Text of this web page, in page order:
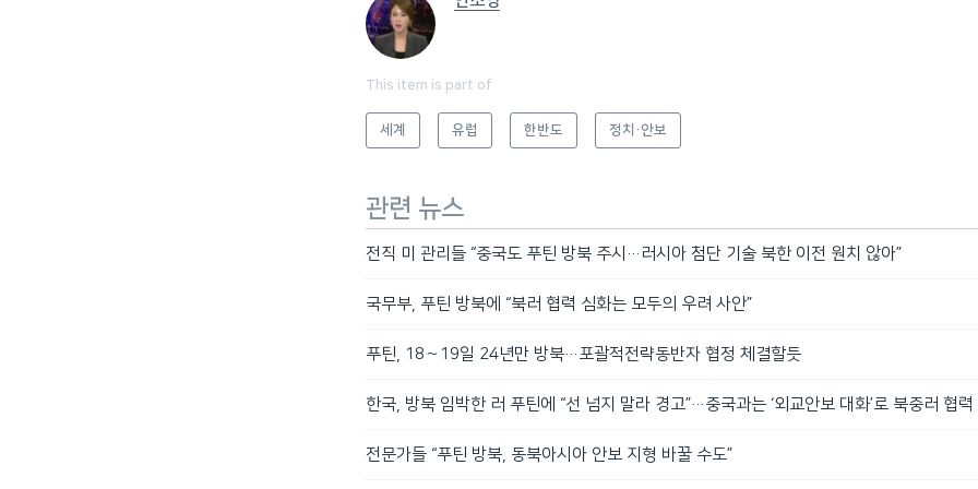
This item is part of
세계 유럽 한반도 정치·안보
관련 뉴스
전직 미 관리들 “중국도 푸틴 방북 주시…러시아 첨단 기술 북한 이전 원치 않아”
국무부, 푸틴 방북에 “북러 협력 심화는 모두의 우려 사안”
푸틴, 18∼19일 24년만 방북…포괄적전략동반자 협정 체결할듯
한국, 방북 임박한 러 푸틴에 “선 넘지 말라 경고”…중국과는 ‘외교안보 대화’로 북중러 협력
전문가들 “푸틴 방북, 동북아시아 안보 지형 바꿀 수도”